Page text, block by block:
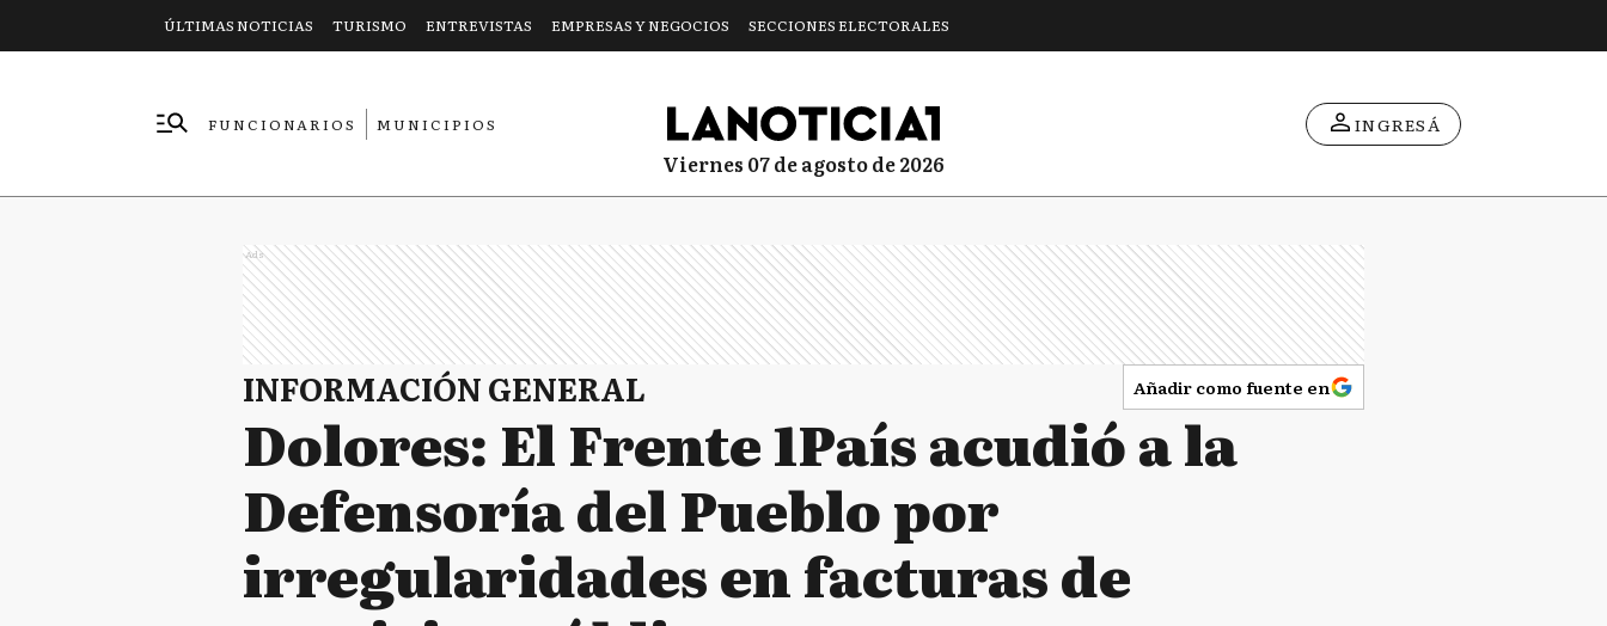
ÚLTIMAS NOTICIAS TURISMO ENTREVISTAS EMPRESAS Y NEGOCIOS SECCIONES ELECTORALES
FUNCIONARIOS
MUNICIPIOS
viernes 07 de agosto de 2026
INGRESÁ
Ads
INFORMACIÓN GENERAL Añadir como fuente en
Dolores: El Frente 1País acudió a la
Defensoría del Pueblo por
irregularidades en facturas de